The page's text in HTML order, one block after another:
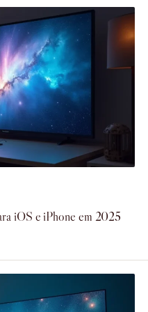
iOS e iPhone em 2025